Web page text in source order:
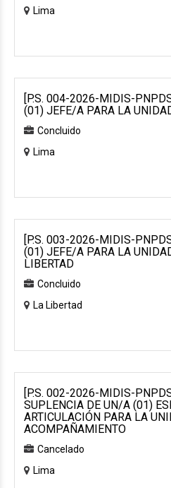
Lima
[P.S. 004-2026-MIDIS-
(01) JEFE/A PARA LA
Concluido
Lima
[P.S. 003-2026-MIDIS-
(01) JEFE/A PARA LA
LIBERTAD
Concluido
La Libertad
[P.S. 002-2026-MIDIS-
SUPLENCIA DE UN/A (01)
ARTICULACIÓN PARA LA
ACOMPAÑAMIENTO
Cancelado
Lima